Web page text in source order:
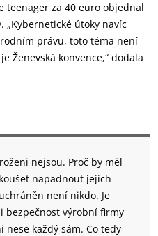
teenager za 40 euro objednal
„Kybernetické útoky navíc
právu, toto téma není
Ženevská konvence,“ dodala
nejsou. Proč by měl
napadnout jejich
není nikdo. Je
bezpečnost výrobní firmy
nese každý sám. Co tedy